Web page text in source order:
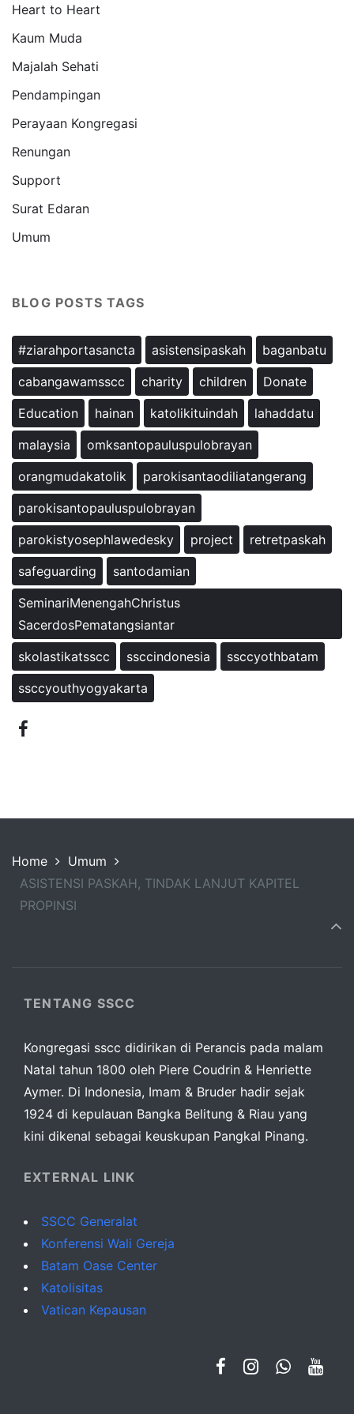
Heart to Heart
Kaum Muda
Majalah Sehati
Pendampingan
Perayaan Kongregasi
Renungan
Support
Surat Edaran
Umum
BLOG POSTS TAGS
#ziarahportasancta asistensipaskah
baganbatu
cabangawamsscc
charity children
Donate
Education
hainan katolikituindah
lahaddatu
malaysia
omksantopauluspulobrayan
orangmudakatolik
parokisantaodiliatangerang
parokisantopauluspulobrayan
parokistyosephlawedesky
project
retretpaskah
safeguarding
santodamian
SeminariMenengahChristus
SacerdosPematangsiantar
skolastikatsscc
ssccindonesia
ssccyothbatam
ssccyouthyogyakarta
Home
Umum
ASISTENSI PASKAH, TINDAK LANJUT KAPITEL
PROPINSI
TENTANG SSCC
Kongregasi sscc didirikan di Perancis pada malam
Natal tahun 1800 oleh Piere Coudrin & Henriette
Aymer. Di Indonesia, Imam & Bruder hadir sejak
1924 di kepulauan Bangka Belitung & Riau yang
kini dikenal sebagai keuskupan Pangkal Pinang.
EXTERNAL LINK
SSCC Generalat
Konferensi Wali Gereja
Batam Oase Center
Katolisitas
Vatican Kepausan